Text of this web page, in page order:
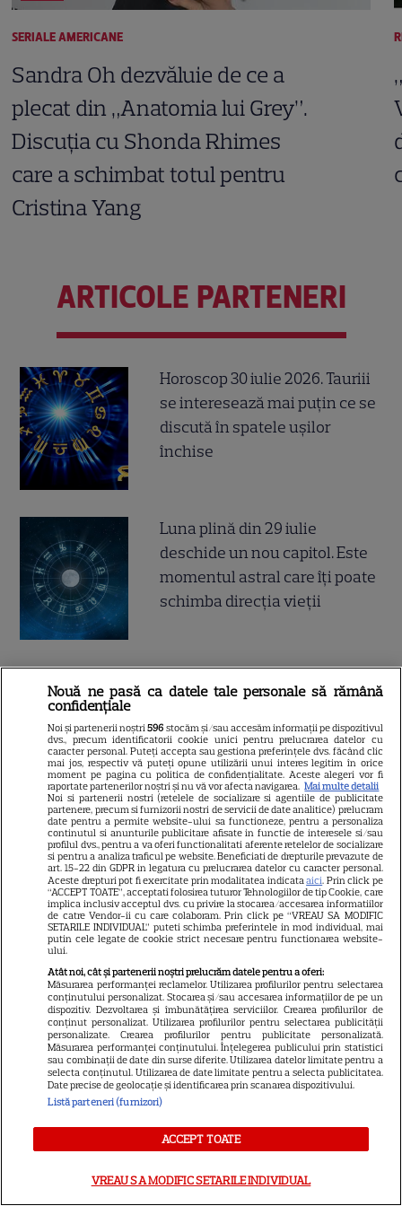
SERIALE AMERICANE
Sandra Oh dezvăluie de ce a
plecat din „Anatomia lui Grey”.
Discuția cu Shonda Rhimes
care a schimbat totul pentru
Cristina Yang
ARTICOLE PARTENERI
Horoscop 30 iulie 2026. Tauriii
se interesează mai puțin ce se
discută în spatele ușilor
închise
Luna plină din 29 iulie
deschide un nou capitol. Este
momentul astral care îți poate
schimba direcția vieții
Aquaride 2026: când o poți
vedea cel mai bine
Câte calorii are pepenele roșu
– beneficii și contraindicații
ALTE ARTICOLE
INTERESANTE
VEDETE STRĂINE
Panther. David Jonsson preia
Nouă ne pasă ca datele tale personale să rămână
confidențiale
Noi și partenerii noștri596 stocăm și/sau accesăm informații pe dispozitivul
dvs., precum identificatorii cookie unici pentru prelucrarea datelor cu
caracter personal. Puteți accepta sau gestiona preferințele dvs. făcând clic
mai jos, respectiv vă puteți opune utilizării unui interes legitim în orice
moment pe pagina cu politica de confidențialitate. Aceste alegeri vor fi
raportate partenerilor noștri și nu vă vor afecta navigarea. Mai multe detalii
Noi si partenerii nostri (retelele de socializare si agentiile de publicitate
partenere, precum si furnizorii nostri de servicii de date analitice) prelucram
date pentru a permite website-ului sa functioneze, pentru a personaliza
continutul si anunturile publicitare afisate in functie de interesele si/sau
profilul dvs., pentru a va oferi functionalitati aferente retelelor de socializare
si pentru a analiza traficul pe website. Beneficiati de drepturile prevazute de
art. 15-22 din GDPR in legatura cu prelucrarea datelor cu caracter personal.
Aceste drepturi pot fi exercitate prin modalitatea indicataaici. Prin click pe
“ACCEPT TOATE”, acceptati folosirea tuturor Tehnologiilor de tip Cookie, care
implica inclusiv acceptul dvs. cu privire la stocarea/accesarea informatiilor
de catre Vendor-ii cu care colaboram. Prin click pe “VREAU SA MODIFIC
SETARILE INDIVIDUAL” puteti schimba preferintele in mod individual, mai
putin cele legate de cookie strict necesare pentru functionarea website-
ului.
Atât noi, cât și partenerii noștri prelucrăm datele pentru a oferi:
Măsurarea performanței reclamelor. Utilizarea profilurilor pentru selectarea
conținutului personalizat. Stocarea și/sau accesarea informațiilor de pe un
dispozitiv. Dezvoltarea și îmbunătățirea serviciilor. Crearea profilurilor de
conținut personalizat. Utilizarea profilurilor pentru selectarea publicității
personalizate. Crearea profilurilor pentru publicitate personalizată.
Măsurarea performanței conținutului. Înțelegerea publicului prin statistici
sau combinații de date din surse diferite. Utilizarea datelor limitate pentru a
selecta conținutul. Utilizarea de date limitate pentru a selecta publicitatea.
Date precise de geolocație și identificarea prin scanarea dispozitivului.
Listă parteneri (furnizori)
ACCEPT TOATE
VREAU SA MODIFIC SETARILE INDIVIDUAL